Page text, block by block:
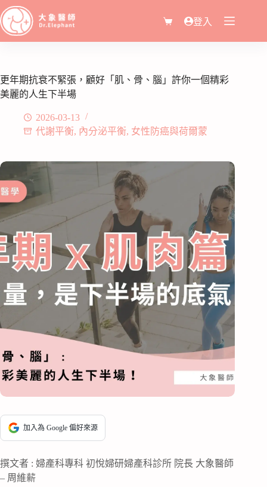
登入
更年期抗衰不緊張，顧好「肌、骨、腦」許你一個精彩
美麗的人生下半場
2026-03-13
代謝平衡, 內分泌平衡, 女性防癌與荷爾蒙
加入為 Google 偏好來源
撰文者 : 婦產科專科 初悅婦研婦產科診所 院長 大象醫師
– 周維薪